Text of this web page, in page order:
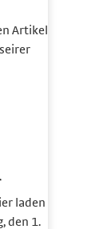
Artikel
laden
den 1.